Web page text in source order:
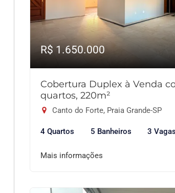
R$ 1.650.000
Cobertura Duplex à Venda
quartos, 220m²
Canto do Forte, Praia Grande-SP
4 Quartos 5 Banheiros 3 Vagas
Mais informações